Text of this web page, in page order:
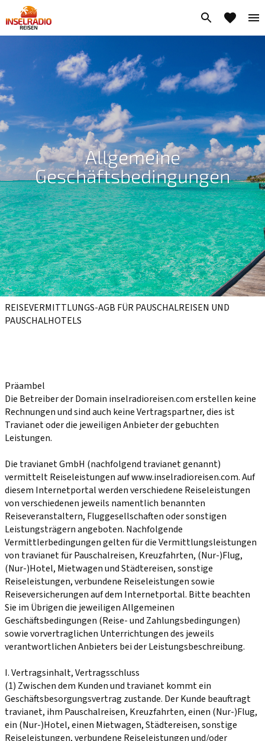
Allgemeine
Geschäftsbedingungen
REISEVERMITTLUNGS-AGB FÜR PAUSCHALREISEN UND PAUSCHALHOTELS
 

 

Präambel
Die Betreiber der Domain inselradioreisen.com erstellen keine Rechnungen und sind auch keine Vertragspartner, dies ist Travianet oder die jeweiligen Anbieter der gebuchten Leistungen.

Die travianet GmbH (nachfolgend travianet genannt) vermittelt Reiseleistungen auf www.inselradioreisen.com. Auf diesem Internetportal werden verschiedene Reiseleistungen von verschiedenen jeweils namentlich benannten Reiseveranstaltern, Fluggesellschaften oder sonstigen Leistungsträgern angeboten. Nachfolgende Vermittlerbedingungen gelten für die Vermittlungsleistungen von travianet für Pauschalreisen, Kreuzfahrten, (Nur-)Flug, (Nur-)Hotel, Mietwagen und Städtereisen, sonstige Reiseleistungen, verbundene Reiseleistungen sowie Reiseversicherungen auf dem Internetportal. Bitte beachten Sie im Übrigen die jeweiligen Allgemeinen Geschäftsbedingungen (Reise- und Zahlungsbedingungen) sowie vorvertraglichen Unterrichtungen des jeweils verantwortlichen Anbieters bei der Leistungsbeschreibung.

I. Vertragsinhalt, Vertragsschluss
(1) Zwischen dem Kunden und travianet kommt ein Geschäftsbesorgungsvertrag zustande. Der Kunde beauftragt travianet, ihm Pauschalreisen, Kreuzfahrten, einen (Nur-)Flug, ein (Nur-)Hotel, einen Mietwagen, Städtereisen, sonstige Reiseleistungen, verbundene Reiseleistungen und/oder Reiseversicherungen des jeweiligen Leistungsträgers zu vermitteln. travianet tritt bezüglich der angebotenen Leistungen lediglich als Vermittler auf und bietet diese, soweit nichts anderes ausdrücklich vermerkt, nicht in eigenem Namen an.

(2) Die von travianet auf dem oben genannten Portal dargestellten Angebote stellen kein verbindliches Vertragsangebot von travianet oder dem jeweiligen Leistungsträger dar. Mit der Eingabe seiner Daten und dem Absenden des Online-Buchungsformulars an travianet gibt der Kunde ein verbindliches Vertragsangebot an den jeweiligen Leistungsträger ab und beauftragt travianet gleichzeitig mit der Vermittlungsleistung. Der Kunde erhält daraufhin von travianet per E-Mail unter der von ihm angegebenen E-Mail-Anschrift eine Buchungseingangsbestätigung, die dem Kunden lediglich den Eingang des Buchungsauftrages bestätigt. Der Text der Buchungseingangsbestätigung wird nicht gespeichert und kann später nicht mehr abgerufen werden. Der Kunde ist verpflichtet, die Daten in der Buchungseingangsbestätigung für die von ihm gewünschte Reiseleistung unmittelbar nach Eingang der Buchungseingangsbestätigung bei sich auf ihre Richtigkeit zu überprüfen. Sollten diese Daten nicht korrekt sein, muss sich der Kunde unmittelbar nach Eingang der Buchungseingangsbestätigung bei travianet unter der auf dem Internetportal angezeigten Rufnummer oder der E-Mailanschrift melden und die Daten richtigstellen. travianet weist darauf hin, dass viele Fluggesellschaften eine Datenkorrektur für Flugtickets in der Regel nur gegen Entgelt vornehmen, welches travianet in anfallender Höhe an den Kunden weiterbelastet, soweit die fehlerhafte Dateneingabe nicht auf travianet zuzurechnende Umstände zurückzuführen ist. Der Vertrag zwischen dem Kunden und dem Leistungsträger kommt erst zustande, wenn entweder der Leistungsträger oder travianet im Namen des Leistungsträgers dem Kunden gegenüber die angefragten Leistungen rechtsverbindlich bestätigt hat.

II. Vermittlungs- und Bearbeitungsentgelte, Auslagen
(1) Für Vermittlungsleistungen im Hinblick auf (Nur-)Hotel, Pauschalreisen, Mietwagen und Städtereisen und Reiseversicherungen erhebt travianet kein gesondertes Entgelt, sofern nachfolgend nicht abweichend geregelt:

(a) Für die Vermittlungsleistungen im Hinblick auf (Nur-)Flug, Bahn u.a. sowie für die Erbringung sonstiger Leistungen werden Vermittlungsentgelte berechnet. Die Höhe des Vermittlungsentgeltes ist im jeweiligen Angebot in der jeweiligen Buchungsmaske aufgeführt und vor Abschluss der Buchung für den Kunden ersichtlich.

(b) Aufwendungen oder Auslagen von travianet, die im Rahmen des erteilten Auftrages anfallen (z.B. Ausstellungskosten für Visa, Postgebühren, etc.) sind zusätzlich zum Vermittlungsentgelt, das lediglich die reine Vermittlungsleistung abdeckt, vom Kunden an travianet zu erstatten.

(c) Soweit travianet im Auftrag des Kunden die vermittelte Leistung beim Leistungsträger auf Wunsch des Kunden storniert, beträgt das hierfür fällige Bearbeitungsentgelt EUR 25,00 pro Person/pro Ticket. Dem Kunden ist es unbenommen, seine Stornierung direkt gegenüber dem Leistungsträger zu erklären. Vom Leistungsträger im Zuge der Stornierung ggf. erhobene Stornierungsgebühren bleiben unberührt.

(d) Für die Erstellung eines Gruppenangebots fällt ein Bearbeitungsentgelt in Höhe von EUR 50,00 an, welches bei Buchung des Gruppenangebots durch den Kunden wieder entfällt und in der Folge seitens travianet an den Kunden erstattet wird.

(2) Alle steuerpflichtigen Vermittlungs- und Bearbeitungsentgelte verstehen sich inkl. MwSt.

(3) Sollte der Kunde gebuchte Reisen und Leistungen umbuchen oder stornieren, bleibt der Anspruch von travianet auf bereits angefallene Vermittlungsentgelte unberührt. Dies gilt jeweils nicht, wenn die Umbuchung oder Stornierung auf Mängel der Vermittlungs- oder Beratungsleistung von travianet zurückzuführen ist.

III. Formblatt, vorvertragliche Unterrichtung
(1) travianet wird dem Kunden, bevor dieser seine Vertragserklärung abgibt, im gesetzlich erforderlichen Umfang das zutreffende ausgefüllte Formblatt (Art. 250 § 2 und § 4 bzw. Art. 251 § 2 EGBGB) zur Verfügung stellen bzw. im Falle eines telefonischen Pauschalreisevertragsschlusses die Informationen des jeweiligen Formblattes telefonisch zur Verfügung stellen.

(2) travianet wird darüber hinaus der Pflicht zur vorvertraglichen Unterrichtung über Informationen (z.B. wesentliche Eigenschaften der Reiseleistung; Name, Anschrift der Niederlassung, Telefonnummer und ggf. E-Mail-Adresse des Reiseveranstalters; Reisepreis einschließlich Steuern und ggf. aller zusätzlichen Gebühren, Entgelte und sonstige Kosten; Zahlungsmodalitäten), soweit diese für die in Betracht kommende Pauschalreise erheblich sind, im gesetzlich festgelegten Rahmen nachkommen.

(3) travianet haftet bei der Erteilung von Hinweisen und Auskünften, die über die gesetzlichen Pflichten hinausgehen, im Rahmen der gesetzlichen Bestimmungen für die sorgfältige Auswahl der Informationsquelle und die korrekte Wiedergabe der Auskünfte und Hinweise an den Kunden.

IV. Zahlung
(1) Reiseveranstalter bzw. travianet als Reisevermittler dürfen Zahlungen auf den Reisepreis vor Beendigung der Pauschalreise nur fordern oder annehmen, wenn ein wirksamer Kundengeldabsicherungsvertrag des Reiseveranstalters besteht, ein entsprechender Sicherungsschein ausgehändigt und dem Kunden klar, verständlich und in hervorgehobener Weise Name und Kontaktdaten des Kundengeldabsicherers zur Verfügung gestellt wurden.

(2) Die Zahlungskonditionen wie insbesondere die Höhe der Anzahlung bzw. Fälligkeit der Zahlungen bestimmen sich nach den Allgemeine Geschäftsbedingungen des jeweiligen Reiseveranstalters / Leistungsträgers.

(3) Die Vermittlungsentgelte sowie Aufwendungen oder Auslagen sind sofort zur Zahlung fällig.

V. Reiseunterlagen
(1) Reiseunterlagen, die travianet von den Reiseveranstaltern und Leistungsträgern zur Weiterleitung an den Kunden erhält, werden dem Kunden per E-Mail oder Post übermittelt; in Einzelfällen werden die Reiseunterlagen an einem Flughafenschalter hinterlegt, der dem Kunden mitgeteilt wird.

(2) Bei Mietwagenbuchungen erfolgt die Übermittlung der Voucher an den Kunden entweder per Post, Fax oder E-Mail oder es wird dem Kunden die Reservierungsnummer zur Vorlage bei dem entsprechenden Mietwagenunternehmen übermittelt.

(3) Falls mit dem Kunden der Versand von Reiseunterlagen per Kurier vereinbart worden ist, hat der Kunde alle entstehenden Kosten zu tragen.

(4) Bei Reiseversicherungen werden dem Kunden eine Versicherungsnummer und die Versicherungsbedingungen per E-Mail übermittelt. Diese stellen in ihrer Gesamtheit die Versicherungsunterlagen dar.

(5) Der Kunde wird im eigenen Interesse gebeten, die ihm ausgehändigten Unterlagen unverzüglich auf deren Richtigkeit zu überprüfen und bei festgestellten Unstimmigkeiten travianet umgehend hiervon zu unterrichten, um Schäden zu vermeiden.

VI. Haftungsbeschränkung
(1) Die Haftung von travianet ist für Schäden, die nicht auf der Verletzung des Lebens, des Körpers oder der Gesundheit beruhen, auf den typisch vorhersehbaren Schaden, maximal für jeden Einzelfall bis zu dem je Person anfallenden Gesamtpreis der vermittelten Reise oder Reiseleistung beschränkt, soweit der Schaden nicht auf Vorsatz oder grober Fahrlässigkeit beruht und sich nicht auf solche Pflichten bezieht, deren Erfüllung die ordnungsgemäße Durchführung des Vertrages überhaupt erst ermöglicht und auf dessen Einhaltung der Kunde als Vertragspartner regelmäßig vertrauen darf.

(2) Vorstehende Haftungsbeschränkung gilt nicht für Ansprüche nach dem Produkthaftungsgesetz sowie bei sonstiger gesetzlich vorgesehener Garantiehaftung und lässt auch die Haftung von travianet nach § 651w Abs. 4 BGB und § 651x BGB unberührt.

VII. Einreise- und Gesundheitsbestimmungen
(1) Bezüglich der Einreisebestimmungen wird grundsätzlich unterstellt, dass der Kunde und von ihm vertretene weitere Reiseteilnehmer deutsche Staatsangehörige sind, es sei denn, dass die Zugehörigkeit zu einem anderen Staat offensichtlich erkennbar ist oder travianet ausdrücklich mitgeteilt wurde.

(2) Für die Einhaltung der für die Reise geltenden Pass-, Visa-, Zoll- und Gesundheitsvorschriften in den jeweiligen Transit- und Zielgebietsländer ist der Reiseteilnehmer selbst verantwortlich.

(3) travianet haftet bei gesonderter Beauftragung zur Beschaffung von Visa und sonstigen Reisepapieren nicht für deren rechtzeitige Erteilung und den rechtzeitigen Zugang dieser Reisepapiere, es sei denn, travianet hat die Verzögerung schuldhaft verursacht.

(4) Dem Kunden wird dringend geraten, s